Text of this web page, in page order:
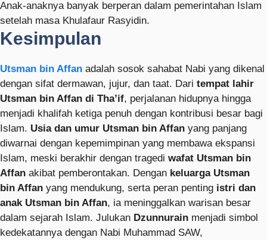
Anak-anaknya banyak berperan dalam pemerintahan Islam
setelah masa Khulafaur Rasyidin.
Kesimpulan
Utsman bin Affan adalah sosok sahabat Nabi yang dikenal
dengan sifat dermawan, jujur, dan taat. Dari tempat lahir
Utsman bin Affan di Tha’if, perjalanan hidupnya hingga
menjadi khalifah ketiga penuh dengan kontribusi besar bagi
Islam. Usia dan umur Utsman bin Affan yang panjang
diwarnai dengan kepemimpinan yang membawa ekspansi
Islam, meski berakhir dengan tragedi wafat Utsman bin
Affan akibat pemberontakan. Dengan keluarga Utsman
bin Affan yang mendukung, serta peran penting istri dan
anak Utsman bin Affan, ia meninggalkan warisan besar
dalam sejarah Islam. Julukan Dzunnurain menjadi simbol
kedekatannya dengan Nabi Muhammad SAW,